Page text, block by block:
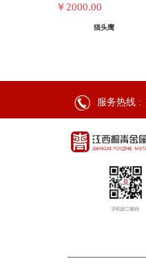
￥2000.00
猫头鹰
服务热线 :